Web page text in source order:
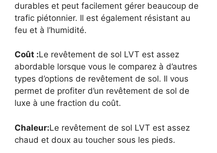
durables et peut facilement gérer beaucoup de
trafic piétonnier. Il est également résistant au
feu et à l’humidité.
Coût :Le revêtement de sol LVT est assez
abordable lorsque vous le comparez à d’autres
types d’options de revêtement de sol. Il vous
permet de profiter d’un revêtement de sol de
luxe à une fraction du coût.
Chaleur:Le revêtement de sol LVT est assez
chaud et doux au toucher sous les pieds.